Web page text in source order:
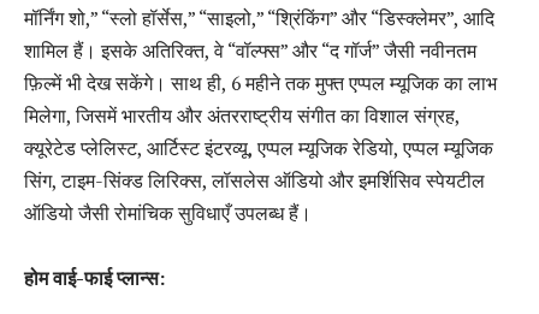
मॉर्निंग शो,” “स्लो हॉर्सेस,” “साइलो,” “श्रिंकिंग” और “डिस्क्लेमर”, आदि
शामिल हैं। इसके अतिरिक्त, वे “वॉल्फ्स” और “द गॉर्ज” जैसी नवीनतम
फ़िल्में भी देख सकेंगे। साथ ही, 6 महीने तक मुफ्त एप्पल म्यूजिक का लाभ
मिलेगा, जिसमें भारतीय और अंतरराष्ट्रीय संगीत का विशाल संग्रह,
क्यूरेटेड प्लेलिस्ट, आर्टिस्ट इंटरव्यू, एप्पल म्यूजिक रेडियो, एप्पल म्यूजिक
सिंग, टाइम-सिंक्ड लिरिक्स, लॉसलेस ऑडियो और इमर्शिसिव स्पेयटील
ऑडियो जैसी रोमांचिक सुविधाएँ उपलब्ध हैं।
होम वाई-फाई प्लान्स: